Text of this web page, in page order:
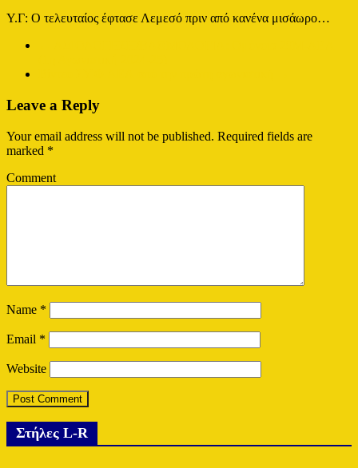
Υ.Γ: Ο τελευταίος έφτασε Λεμεσό πριν από κανένα μισάωρο…
Leave a Reply
Your email address will not be published. Required fields are
marked *
Comment
Name *
Email *
Website
Στήλες L-R